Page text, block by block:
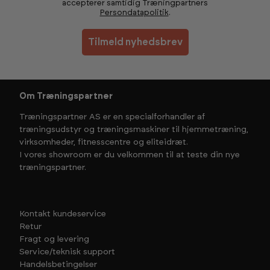
accepterer samtidig Træningpartners
Persondatapolitik.
Tilmeld nyhedsbrev
Om Træningspartner
Træningspartner AS er en specialforhandler af
træningsudstyr og træningsmaskiner til hjemmetræning,
virksomheder, fitnesscentre og eliteidræt.
I vores showroom er du velkommen til at teste din nye
træningspartner.
Kontakt kundeservice
Retur
Fragt og levering
Service/teknisk support
Handelsbetingelser